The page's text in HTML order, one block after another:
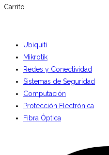
Carrito
Ubiquiti
Mikrotik
Redes y Conectividad
Sistemas de Seguridad
Computación
Protección Electrónica
Fibra Óptica